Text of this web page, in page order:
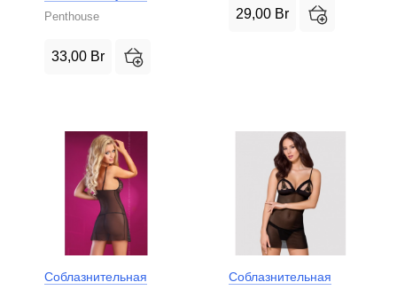
Penthouse
33,00 Br
29,00 Br
Соблазнительная
Соблазнительная